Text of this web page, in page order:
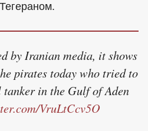
by Iranian media, it shows
pirates today who tried to
in the Gulf of Aden
VruLtCcv5O